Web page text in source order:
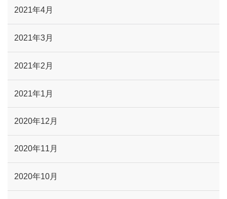
2021年4月
2021年3月
2021年2月
2021年1月
2020年12月
2020年11月
2020年10月